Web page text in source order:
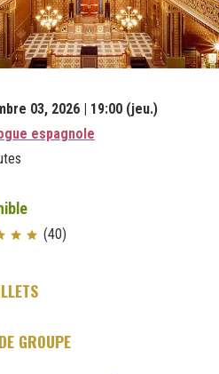
03, 2026 | 19:00 (jeu.)
espagnole
(40)
GROUPE